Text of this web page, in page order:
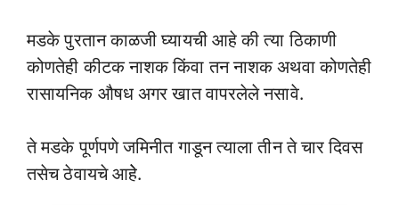
मडके पुरतान काळजी घ्यायची आहे की त्या ठिकाणी
कोणतेही कीटक नाशक किंवा तन नाशक अथवा कोणतेही
रासायनिक औषध अगर खात वापरलेले नसावे.
ते मडके पूर्णपणे जमिनीत गाडून त्याला तीन ते चार दिवस
तसेच ठेवायचे आहेे.